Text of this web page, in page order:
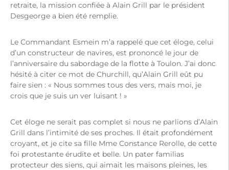
retraite, la mission confiée à Alain Grill par le président
Desgeorge a bien été remplie.
Le Commandant Esmein m’a rappelé que cet éloge, celui
d’un constructeur de navires, est prononcé le jour de
l’anniversaire du sabordage de la flotte à Toulon. J’ai donc
hésité à citer ce mot de Churchill, qu’Alain Grill eût pu
faire sien : « Nous sommes tous des vers, mais moi, je
crois que je suis un ver luisant ! »
Cet éloge ne serait pas complet si nous ne parlions d’Alain
Grill dans l’intimité de ses proches. Il était profondément
croyant, et je cite sa fille Mme Constance Rerolle, de cette
foi protestante érudite et belle. Un pater familias
protecteur des siens, qui aimait les maisons pleines, les